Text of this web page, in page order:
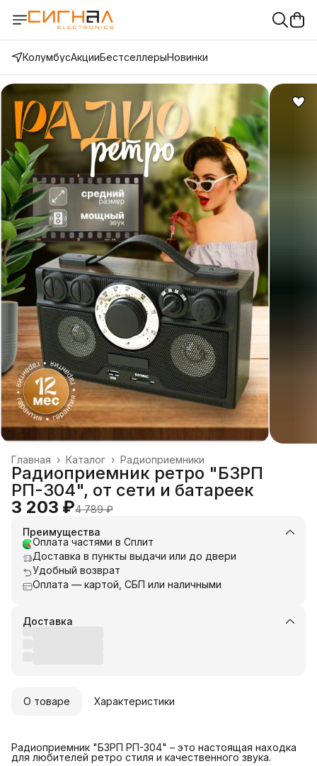
КолумбусАкцииБестселлерыНовинки
Радиоприемники
Каталог ›
Главная ›
Радиоприемник ретро "БЗРП
РП-304", от сети и батареек
3 203 ₽4 789 ₽
Преимущества
Оплата частями в Сплит
Доставка в пункты выдачи или до двери
Удобный возврат
Оплата — картой, СБП или наличными
Доставка
О товаре Характеристики
Радиоприемник "БЗРП РП-304" – это настоящая находка
для любителей ретро стиля и качественного звука.